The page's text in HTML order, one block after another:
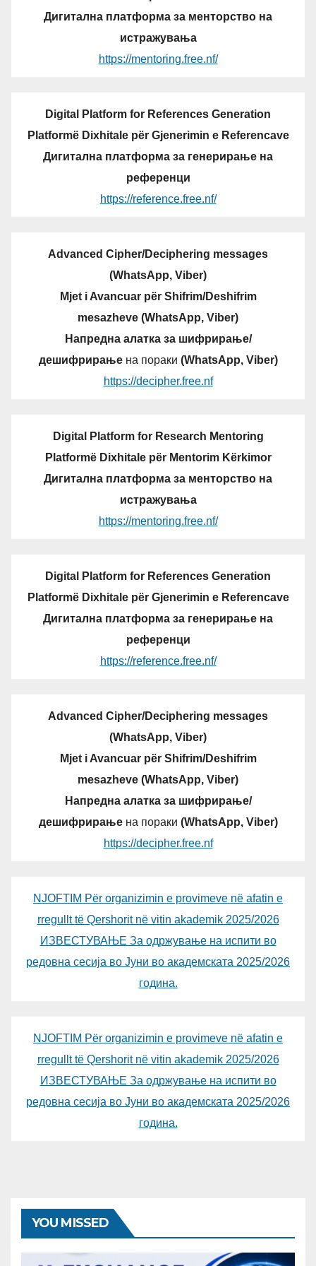
Дигитална платформа за менторство на
истражувања
https://mentoring.free.nf/
Digital Platform for References Generation
Platformë Dixhitale për Gjenerimin e Referencave
Дигитална платформа за генерирање на
референци
https://reference.free.nf/
Advanced Cipher/Deciphering messages
(WhatsApp, Viber)
Mjet i Avancuar për Shifrim/Deshifrim
mesazheve (WhatsApp, Viber)
Напредна алатка за шифрирање/
дешифрирањена пораки (WhatsApp, Viber)
https://decipher.free.nf
Digital Platform for Research Mentoring
Platformë Dixhitale për Mentorim Kërkimor
Дигитална платформа за менторство на
истражувања
https://mentoring.free.nf/
Digital Platform for References Generation
Platformë Dixhitale për Gjenerimin e Referencave
Дигитална платформа за генерирање на
референци
https://reference.free.nf/
Advanced Cipher/Deciphering messages
(WhatsApp, Viber)
Mjet i Avancuar për Shifrim/Deshifrim
mesazheve (WhatsApp, Viber)
Напредна алатка за шифрирање/
дешифрирањена пораки (WhatsApp, Viber)
https://decipher.free.nf
NJOFTIM Për organizimin e provimeve në afatin e
rregullt të Qershorit në vitin akademik 2025/2026
ИЗВЕСТУВАЊЕ За одржување на испити во
редовна сесија во Јуни во академската 2025/2026
година.
NJOFTIM Për organizimin e provimeve në afatin e
rregullt të Qershorit në vitin akademik 2025/2026
ИЗВЕСТУВАЊЕ За одржување на испити во
редовна сесија во Јуни во академската 2025/2026
година.
YOU MISSED